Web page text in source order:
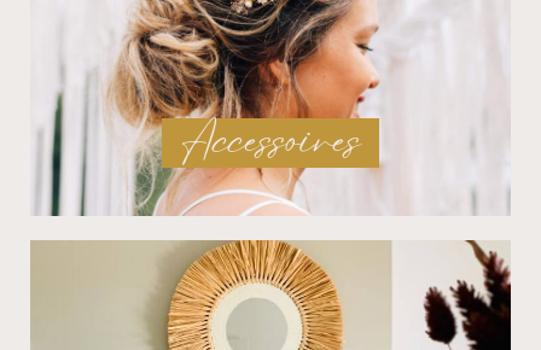
Accessoires